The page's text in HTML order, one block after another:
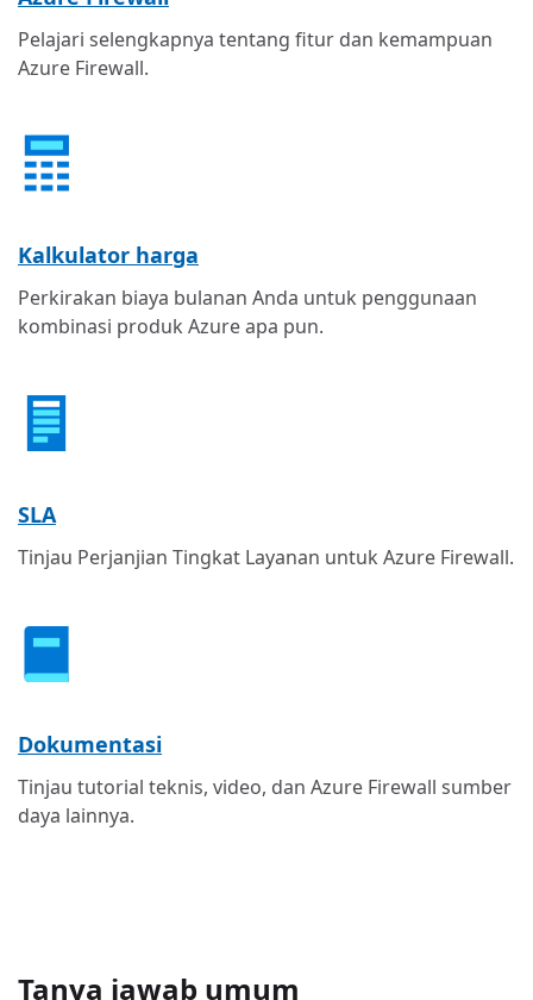
Pelajari selengkapnya tentang fitur dan kemampuan
Azure Firewall.
Kalkulator harga
Perkirakan biaya bulanan Anda untuk penggunaan
kombinasi produk Azure apa pun.
SLA
Tinjau Perjanjian Tingkat Layanan untuk Azure Firewall.
Dokumentasi
Tinjau tutorial teknis, video, dan Azure Firewall sumber
daya lainnya.
Tanya jawab umum